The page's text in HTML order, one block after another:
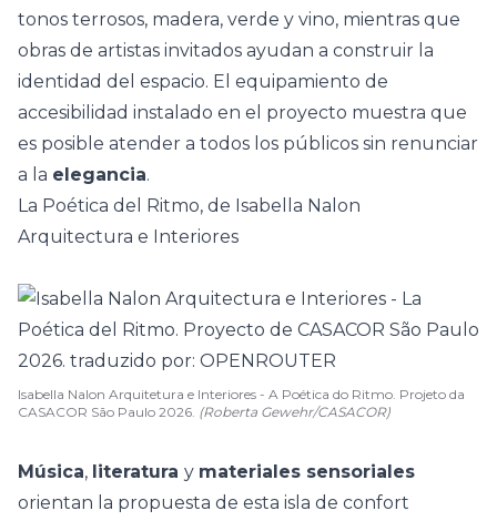
tonos terrosos, madera, verde y vino, mientras que
obras de artistas invitados ayudan a construir la
identidad del espacio. El equipamiento de
accesibilidad instalado en el proyecto muestra que
es posible atender a todos los públicos sin renunciar
a la elegancia.
La Poética del Ritmo, de Isabella Nalon
Arquitectura e Interiores
Isabella Nalon Arquitetura e Interiores - A Poética do Ritmo. Projeto da
CASACOR São Paulo 2026. (Roberta Gewehr/CASACOR)
Música, literatura y materiales sensoriales
orientan la propuesta de esta isla de confort